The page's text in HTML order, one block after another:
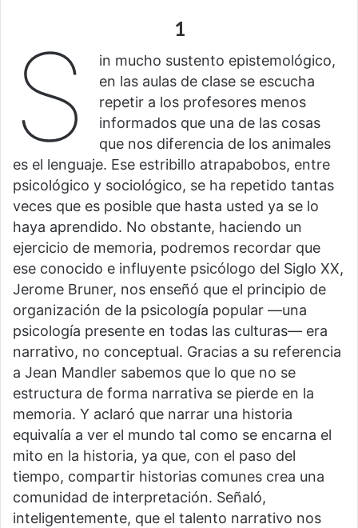
1
S
in mucho sustento epistemológico,
en las aulas de clase se escucha
repetir a los profesores menos
informados que una de las cosas
que nos diferencia de los animales
es el lenguaje. Ese estribillo atrapabobos, entre
psicológico y sociológico, se ha repetido tantas
veces que es posible que hasta usted ya se lo
haya aprendido. No obstante, haciendo un
ejercicio de memoria, podremos recordar que
ese conocido e influyente psicólogo del Siglo XX,
Jerome Bruner, nos enseñó que el principio de
organización de la psicología popular —una
psicología presente en todas las culturas— era
narrativo, no conceptual. Gracias a su referencia
a Jean Mandler sabemos que lo que no se
estructura de forma narrativa se pierde en la
memoria. Y aclaró que narrar una historia
equivalía a ver el mundo tal como se encarna el
mito en la historia, ya que, con el paso del
tiempo, compartir historias comunes crea una
comunidad de interpretación. Señaló,
inteligentemente, que el talento narrativo nos